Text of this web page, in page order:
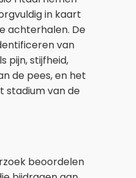
in kaart
achterhalen. De
van
pijn, stijfheid,
de pees, en het
stadium van de
beoordelen